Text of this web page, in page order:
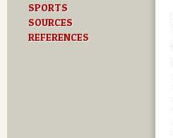
SPORTS
SOURCES
REFERENCES